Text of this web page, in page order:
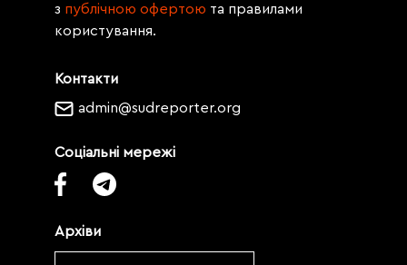
Контакти
admin@sudreporter.org
Соціальні мережі
Архіви
з публічною офертою та правилами
користування.